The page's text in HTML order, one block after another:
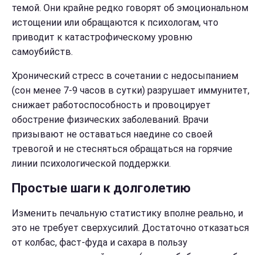
темой. Они крайне редко говорят об эмоциональном
истощении или обращаются к психологам, что
приводит к катастрофическому уровню
самоубийств.
Хронический стресс в сочетании с недосыпанием
(сон менее 7-9 часов в сутки) разрушает иммунитет,
снижает работоспособность и провоцирует
обострение физических заболеваний. Врачи
призывают не оставаться наедине со своей
тревогой и не стесняться обращаться на горячие
линии психологической поддержки.
Простые шаги к долголетию
Изменить печальную статистику вполне реально, и
это не требует сверхусилий. Достаточно отказаться
от колбас, фаст-фуда и сахара в пользу